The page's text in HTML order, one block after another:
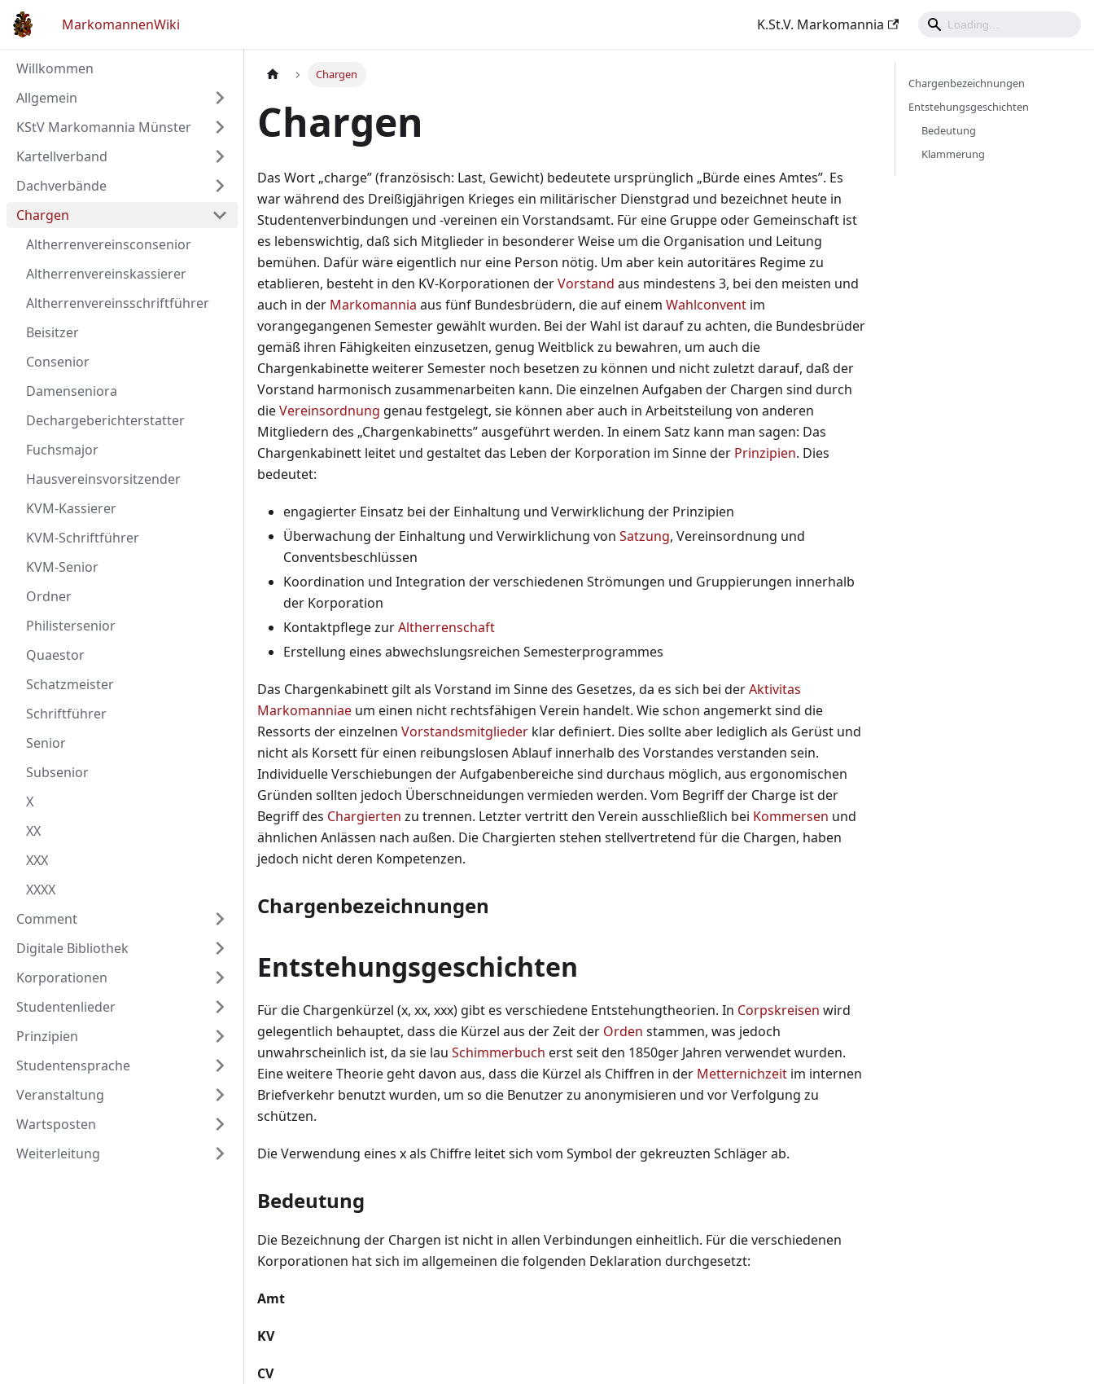
MarkomannenWiki K.St.V. Markomannia
Willkommen
Allgemein
KStV Markomannia Münster
Kartellverband
Dachverbände
Chargen
Altherrenvereinsconsenior
Altherrenvereinskassierer
Altherrenvereinsschriftführer
Beisitzer
Consenior
Damenseniora
Dechargeberichterstatter
Fuchsmajor
Hausvereinsvorsitzender
KVM-Kassierer
KVM-Schriftführer
KVM-Senior
Ordner
Philistersenior
Quaestor
Schatzmeister
Schriftführer
Senior
Subsenior
X
XX
XXX
XXXX
Comment
Digitale Bibliothek
Korporationen
Studentenlieder
Prinzipien
Studentensprache
Veranstaltung
Wartsposten
Weiterleitung
Chargen
Chargen
Das Wort „charge” (französisch: Last, Gewicht) bedeutete ursprünglich „Bürde eines Amtes”. Es
war während des Dreißigjährigen Krieges ein militärischer Dienstgrad und bezeichnet heute in
Studentenverbindungen und -vereinen ein Vorstandsamt. Für eine Gruppe oder Gemeinschaft ist
es lebenswichtig, daß sich Mitglieder in besonderer Weise um die Organisation und Leitung
bemühen. Dafür wäre eigentlich nur eine Person nötig. Um aber kein autoritäres Regime zu
etablieren, besteht in den KV-Korporationen derVorstand aus mindestens 3, bei den meisten und
auch in der Markomannia aus fünf Bundesbrüdern, die auf einem Wahlconvent im
vorangegangenen Semester gewählt wurden. Bei der Wahl ist darauf zu achten, die Bundesbrüder
gemäß ihren Fähigkeiten einzusetzen, genug Weitblick zu bewahren, um auch die
Chargenkabinette weiterer Semester noch besetzen zu können und nicht zuletzt darauf, daß der
Vorstand harmonisch zusammenarbeiten kann. Die einzelnen Aufgaben der Chargen sind durch
dieVereinsordnung genau festgelegt, sie können aber auch in Arbeitsteilung von anderen
Mitgliedern des „Chargenkabinetts” ausgeführt werden. In einem Satz kann man sagen: Das
Chargenkabinett leitet und gestaltet das Leben der Korporation im Sinne der Prinzipien. Dies
bedeutet:
engagierter Einsatz bei der Einhaltung und Verwirklichung der Prinzipien
Überwachung der Einhaltung und Verwirklichung von Satzung, Vereinsordnung und
Conventsbeschlüssen
Koordination und Integration der verschiedenen Strömungen und Gruppierungen innerhalb
der Korporation
Kontaktpflege zurAltherrenschaft
Erstellung eines abwechslungsreichen Semesterprogrammes
Das Chargenkabinett gilt als Vorstand im Sinne des Gesetzes, da es sich bei derAktivitas
Markomanniae um einen nicht rechtsfähigen Verein handelt. Wie schon angemerkt sind die
Ressorts der einzelnen Vorstandsmitglieder klar definiert. Dies sollte aber lediglich als Gerüst und
nicht als Korsett für einen reibungslosen Ablauf innerhalb des Vorstandes verstanden sein.
Individuelle Verschiebungen der Aufgabenbereiche sind durchaus möglich, aus ergonomischen
Gründen sollten jedoch Überschneidungen vermieden werden. Vom Begriff der Charge ist der
Begriff des Chargierten zu trennen. Letzter vertritt den Verein ausschließlich bei Kommersen und
ähnlichen Anlässen nach außen. Die Chargierten stehen stellvertretend für die Chargen, haben
jedoch nicht deren Kompetenzen.
Chargenbezeichnungen
Entstehungsgeschichten
Für die Chargenkürzel (x, xx, xxx) gibt es verschiedene Entstehungtheorien. In Corpskreisen wird
gelegentlich behauptet, dass die Kürzel aus der Zeit der Orden stammen, was jedoch
unwahrscheinlich ist, da sie lau Schimmerbuch erst seit den 1850ger Jahren verwendet wurden.
Eine weitere Theorie geht davon aus, dass die Kürzel als Chiffren in der Metternichzeit im internen
Briefverkehr benutzt wurden, um so die Benutzer zu anonymisieren und vor Verfolgung zu
schützen.
Die Verwendung eines x als Chiffre leitet sich vom Symbol der gekreuzten Schläger ab.
Bedeutung
Die Bezeichnung der Chargen ist nicht in allen Verbindungen einheitlich. Für die verschiedenen
Korporationen hat sich im allgemeinen die folgenden Deklaration durchgesetzt:
Amt
KV
CV
Chargenbezeichnungen
Entstehungsgeschichten
Bedeutung
Klammerung